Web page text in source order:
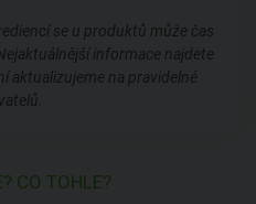
se u produktů může čas
informace najdete
aktualizujeme na pravidelné
CO TOHLE?